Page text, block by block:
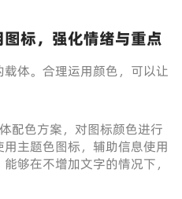
标，强化情绪与重点
体。合理运用颜色，可以让
配色方案，对图标颜色进行
主题色图标，辅助信息使用
够在不增加文字的情况下，